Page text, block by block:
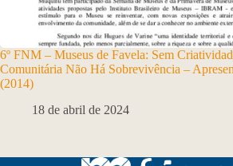
6º FNM – Museus de Favela: Sem
Comunitária Não Há Sobrevivência –
(2014)
18 de abril de 2024